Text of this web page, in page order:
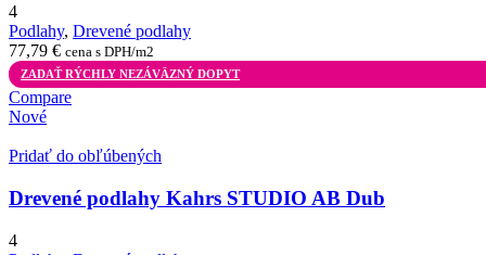
4
Podlahy, Drevené podlahy
77,79 € cena s DPH/m2
ZADAŤ RÝCHLY NEZÁVÄZNÝ DOPYT
Compare
Nové
Pridať do obľúbených
Drevené podlahy Kahrs STUDIO AB Dub
4